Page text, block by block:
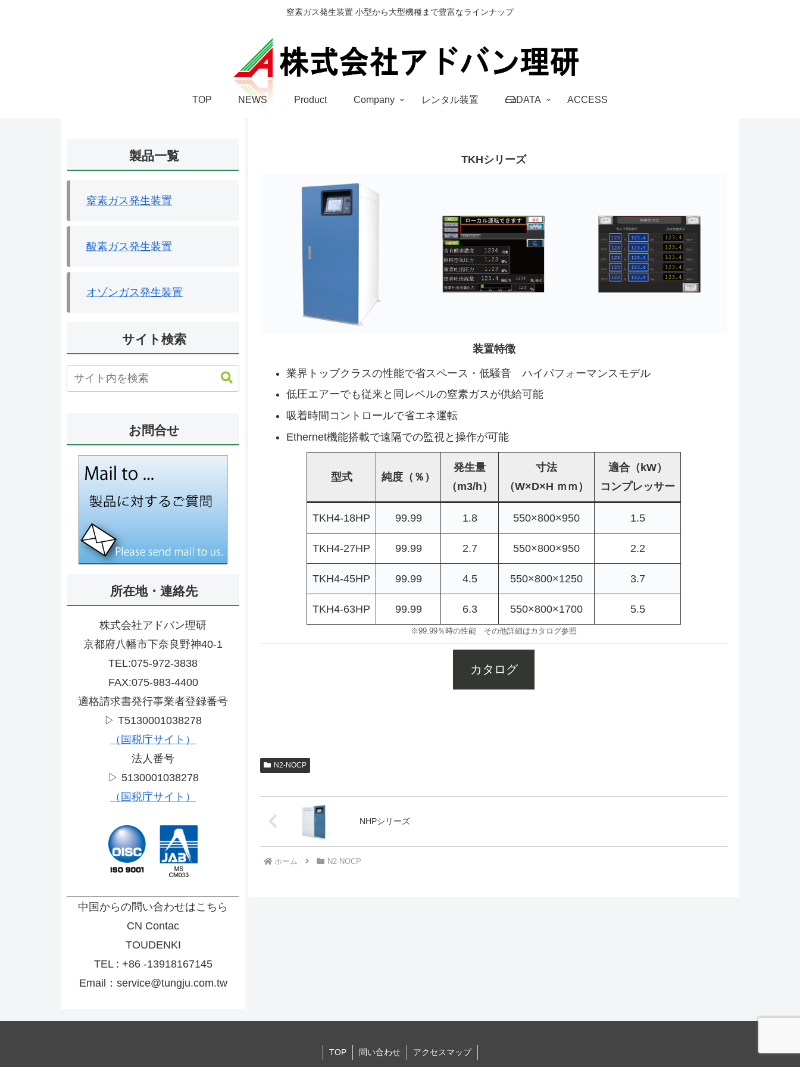
窒素ガス発生装置 小型から大型機種まで豊富なラインナップ
TOP NEWS Product Company レンタル装置 DATA ACCESS
TKHシリーズ
装置特徴
業界トップクラスの性能で省スペース・低騒音 ハイパフォーマンスモデル
低圧エアーでも従来と同レベルの窒素ガスが供給可能
吸着時間コントロールで省エネ運転
Ethernet機能搭載で遠隔での監視と操作が可能
型式 純度（％）
発生量
（m3/h）
寸法
（W×D×H ｍｍ）
適合（kW）
コンプレッサー
TKH4-18HP 99.99 1.8 550×800×950 1.5
TKH4-27HP 99.99 2.7 550×800×950 2.2
TKH4-45HP 99.99 4.5 550×800×1250 3.7
TKH4-63HP 99.99 6.3 550×800×1700 5.5
※99.99％時の性能 その他詳細はカタログ参照
カタログ
N2-NOCP
NHPシリーズ
ホーム N2-NOCP
製品一覧
窒素ガス発生装置
酸素ガス発生装置
オゾンガス発生装置
サイト検索
お問合せ
所在地・連絡先
株式会社アドバン理研
京都府八幡市下奈良野神40-1
TEL:075-972-3838
FAX:075-983-4400
適格請求書発行事業者登録番号
▷ T5130001038278
（国税庁サイト）
法人番号
▷ 5130001038278
（国税庁サイト）
中国からの問い合わせはこちら
CN Contac
TOUDENKI
TEL : +86 -13918167145
Email：service@tungju.com.tw
TOP 問い合わせ アクセスマップ